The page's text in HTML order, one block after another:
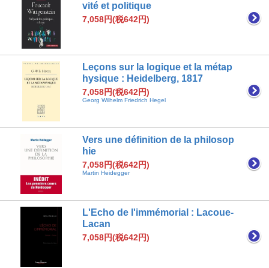
vité et politique
7,058円(税642円)
Leçons sur la logique et la métap
hysique : Heidelberg, 1817
7,058円(税642円)
Georg Wilhelm Friedrich Hegel
Vers une définition de la philosop
hie
7,058円(税642円)
Martin Heidegger
L'Echo de l'immémorial : Lacoue-
Lacan
7,058円(税642円)